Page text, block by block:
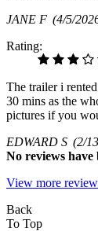
JANE F (4/5/
Rating:
The trailer i
30 mins as the
pictures if you
EDWARD S (2/
No reviews
View more
Back
To Top